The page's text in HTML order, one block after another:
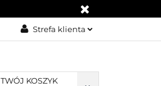
Strefa klienta
Załóż konto
TWÓJ KOSZYK